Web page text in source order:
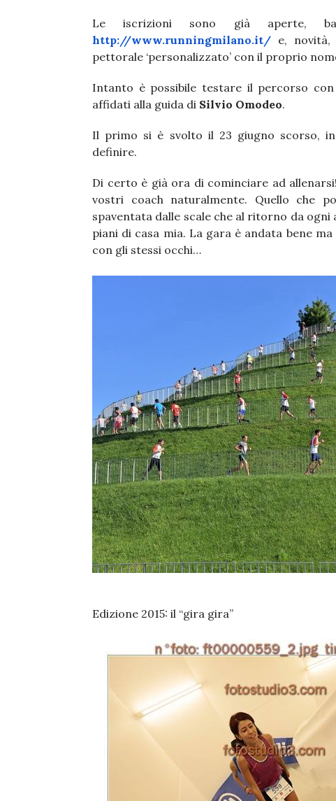
Le iscrizioni sono già aperte,
http://www.runningmilano.it/ e,
pettorale ‘personalizzato’ con il proprio
Intanto è possibile testare il percorso
affidati alla guida di Silvio Omodeo.
Il primo si è svolto il 23 giugno scorso,
definire.
Di certo è già ora di cominciare ad
vostri coach naturalmente. Quello che
spaventata dalle scale che al ritorno da
piani di casa mia. La gara è andata bene
con gli stessi occhi…
Edizione 2015: il “gira gira”